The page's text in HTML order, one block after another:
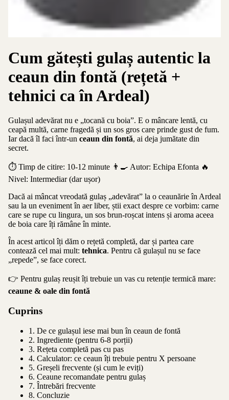
Cum gătești gulaș autentic la
ceaun din fontă (rețetă +
tehnici ca în Ardeal)
Gulașul adevărat nu e „tocană cu boia”. E o mâncare lentă, cu
ceapă multă, carne fragedă și un sos gros care prinde gust de fum.
Iar dacă îl faci într-un ceaun din fontă, ai deja jumătate din
secret.
⏱️ Timp de citire: 10-12 minute 👨‍🍳 Autor: Echipa Efonta 🔥
Nivel: Intermediar (dar ușor)
Dacă ai mâncat vreodată gulaș „adevărat” la o ceaunărie în Ardeal
sau la un eveniment în aer liber, știi exact despre ce vorbim: carne
care se rupe cu lingura, un sos brun-roșcat intens și aroma aceea
de boia care îți rămâne în minte.
În acest articol îți dăm o rețetă completă, dar și partea care
contează cel mai mult: tehnica. Pentru că gulașul nu se face
„repede”, se face corect.
👉 Pentru gulaș reușit îți trebuie un vas cu retenție termică mare:
ceaune & oale din fontă
Cuprins
1. De ce gulașul iese mai bun în ceaun de fontă
2. Ingrediente (pentru 6-8 porții)
3. Rețeta completă pas cu pas
4. Calculator: ce ceaun îți trebuie pentru X persoane
5. Greșeli frecvente (și cum le eviți)
6. Ceaune recomandate pentru gulaș
7. Întrebări frecvente
8. Concluzie